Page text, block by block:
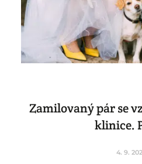
Zamilovaný pár se
klinice.
4. 9.